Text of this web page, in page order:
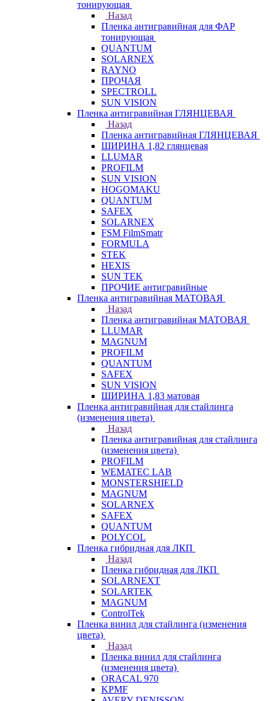
тонирующая
Назад
Пленка антигравийная для ФАР
тонирующая
QUANTUM
SOLARNEX
RAYNO
ПРОЧАЯ
SPECTROLL
SUN VISION
Пленка антигравийная ГЛЯНЦЕВАЯ
Назад
Пленка антигравийная ГЛЯНЦЕВАЯ
ШИРИНА 1,82 глянцевая
LLUMAR
PROFILM
SUN VISION
HOGOMAKU
QUANTUM
SAFEX
SOLARNEX
FSM FilmSmatr
FORMULA
STEK
HEXIS
SUN TEK
ПРОЧИЕ антигравийные
Пленка антигравийная МАТОВАЯ
Назад
Пленка антигравийная МАТОВАЯ
LLUMAR
MAGNUM
PROFILM
QUANTUM
SAFEX
SUN VISION
ШИРИНА 1,83 матовая
Пленка антигравийная для стайлинга
(изменения цвета)
Назад
Пленка антигравийная для стайлинга
(изменения цвета)
PROFILM
WEMATEC LAB
MONSTERSHIELD
MAGNUM
SOLARNEX
SAFEX
QUANTUM
POLYCOL
Пленка гибридная для ЛКП
Назад
Пленка гибридная для ЛКП
SOLARNEXT
SOLARTEK
MAGNUM
ControlTek
Пленка винил для стайлинга (изменения
цвета)
Назад
Пленка винил для стайлинга
(изменения цвета)
ORACAL 970
KPMF